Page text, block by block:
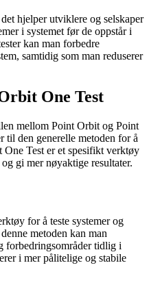
hjelper utviklere og selskaper
i systemet før de oppstår i
kan man forbedre
samtidig som man reduserer
One Test
mellom Point Orbit og Point
til den generelle metoden for å
One Test er et spesifikt verktøy
gi mer nøyaktige resultater.
for å teste systemer og
metoden kan man
forbedringsområder tidlig i
i mer pålitelige og stabile